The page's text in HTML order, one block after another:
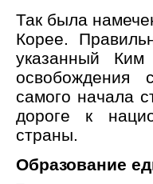
Так была
Корее.
указанный
освобождения
самого начала
дороге к
страны.
Образование